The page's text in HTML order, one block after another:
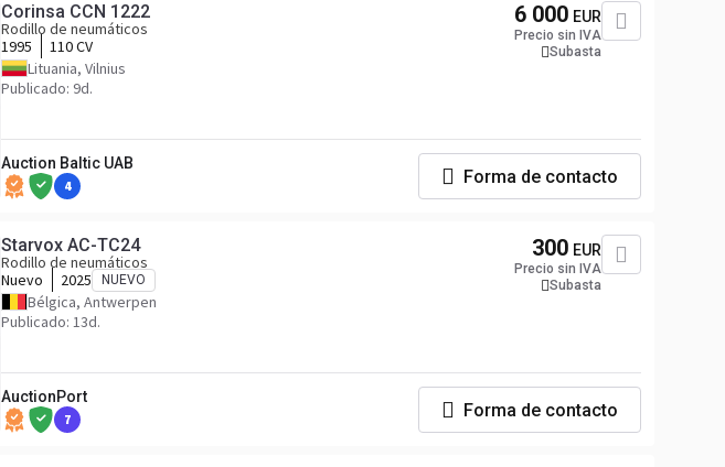
Corinsa CCN 1222
Rodillo de neumáticos
1995
110 CV
Lituania, Vilnius
Publicado: 9d.
6 000 EUR
Precio sin IVA
Subasta
Auction Baltic UAB
4 Forma de contacto
Starvox AC-TC24
Rodillo de neumáticos
Nuevo
2025 NUEVO
Bélgica, Antwerpen
Publicado: 13d.
300 EUR
Precio sin IVA
Subasta
AuctionPort
7 Forma de contacto